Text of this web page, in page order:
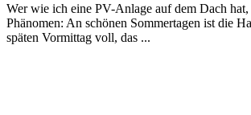
Wer wie ich eine PV-Anlage auf dem Dach hat,
Phänomen: An schönen Sommertagen ist die
späten Vormittag voll, das ...